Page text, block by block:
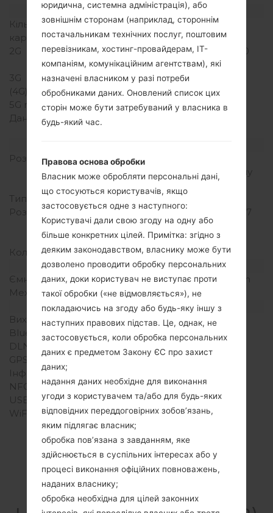
Мережа та дані
Кількість місць для сім
карт
1 Міні SIM
2G
GSM 850/900/1800/1900
MHz
3G
HSDPA 900/2100 MHz
(4G) LTE
-
5G network
-
Дані
Розмір екрану
4.5 in (~67.8%
співвідношення екрану
до тіла)
Тип екрану
IPS LCD
Розширення екрану
480 x 800 пікселів (~207
щільність пікселів на
дюйм)
Кольори екрану
16M кольорів
Акамулятор і клавіатура
Ємність акумулятора
Зємний Li-Ion 2100 mAh
Механічна клавіатура
-
Інтерфейси
Вихід для аудіо
3.5mm jack
Bluetooth
Версія 4.0, A2DP, aptX
DLNA
Ні
GPS
Так, A-GPS, GLONASS
Інфрачервоний порт
NFC
Так
USB
microUSB 2.0
WiFi
Wi-Fi802.11b/g/n, Wi-Fi
Прошивки
юридична, системна адміністрація), або
зовнішнім сторонам (наприклад, стороннім
постачальникам технічних послуг, поштовим
перевізникам, хостинг-провайдерам, ІТ-
компаніям, комунікаційним агентствам), які
назначені власником у разі потреби
обробниками даних. Оновлений список цих
сторін може бути затребуваний у власника в
будь-який час.
Правова основа обробки
Власник може обробляти персональні дані,
що стосуються користувачів, якщо
застосовується одне з наступного:
Користувачі дали свою згоду на одну або
більше конкретних цілей. Примітка: згідно з
деяким законодавством, власнику може бути
дозволено проводити обробку персональних
даних, доки користувач не виступає проти
такої обробки («не відмовляється»), не
покладаючись на згоду або будь-яку іншу з
наступних правових підстав. Це, однак, не
застосовується, коли обробка персональних
даних є предметом Закону ЄС про захист
даних;
надання даних необхідне для виконання
угоди з користувачем та/або для будь-яких
відповідних переддоговірних зобов’язань,
яким підлягає власник;
обробка пов’язана з завданням, яке
здійснюється в суспільних інтересах або у
процесі виконання офіційних повноважень,
наданих власнику;
обробка необхідна для цілей законних